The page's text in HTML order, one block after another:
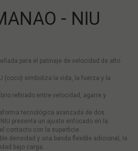
- NIU
para el patinaje de velocidad de alto
(coco) simboliza la vida, la fuerza y la
refinado entre velocidad, agarre y
tecnológica avanzada de dos
presenta un ajuste enfocado en la
contacto con la superficie.
densidad y una banda flexible adicional, la
bajo carga.